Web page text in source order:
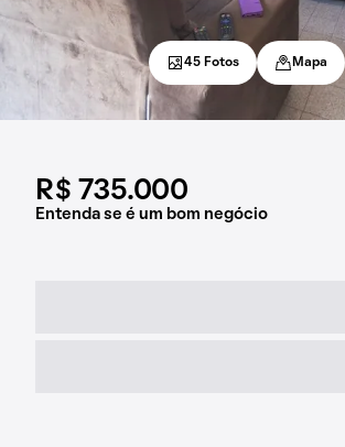
R$ 735.000
Entenda se é um bom negócio
45 Fotos Mapa